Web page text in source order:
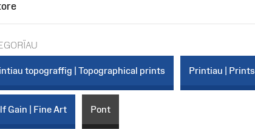
topograffig | Topographical prints Printiau | Prints
Gain | Fine Art Pont